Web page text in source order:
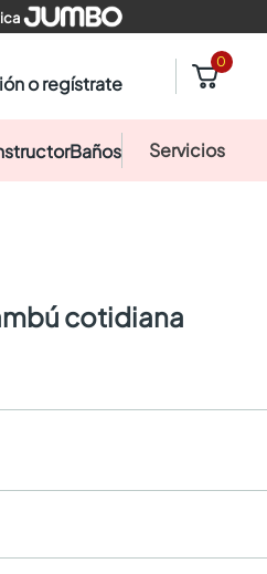
o regístrate
0
Baños Servicios
cotidiana